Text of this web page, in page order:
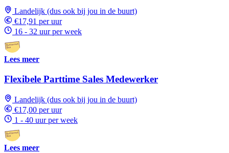
Landelijk (dus ook bij jou in de buurt)
€17,91 per uur
16 - 32 uur per week
Lees meer
Flexibele Parttime Sales Medewerker
Landelijk (dus ook bij jou in de buurt)
€17,00 per uur
1 - 40 uur per week
Lees meer